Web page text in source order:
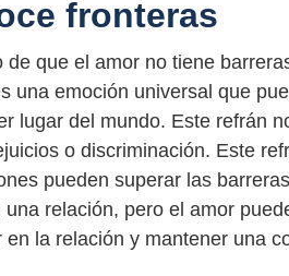
fronteras
que el amor no tiene
una emoción universal que
lugar del mundo. Este refrán
o discriminación. Este
pueden superar las
relación, pero el amor
la relación y mantener una